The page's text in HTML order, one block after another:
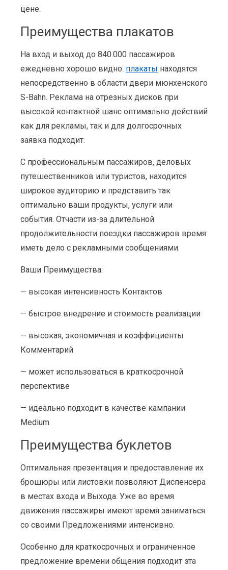
цене.
Преимущества плакатов
На вход и выход до 840.000 пассажиров
ежедневно хорошо видно: плакаты находятся
непосредственно в области двери мюнхенского
S-Bahn. Реклама на отрезных дисков при
высокой контактной шанс оптимально действий
как для рекламы, так и для долгосрочных
заявка подходит.
С профессиональным пассажиров, деловых
путешественников или туристов, находится
широкое аудиторию и представить так
оптимально ваши продукты, услуги или
события. Отчасти из-за длительной
продолжительности поездки пассажиров время
иметь дело с рекламными сообщениями.
Ваши Преимущества:
— высокая интенсивность Контактов
— быстрое внедрение и стоимость реализации
— высокая, экономичная и коэффициенты
Комментарий
— может использоваться в краткосрочной
перспективе
— идеально подходит в качестве кампании
Medium
Преимущества буклетов
Оптимальная презентация и предоставление их
брошюры или листовки позволяют Диспенсера
в местах входа и Выхода. Уже во время
движения пассажиры имеют время заниматься
со своими Предложениями интенсивно.
Особенно для краткосрочных и ограниченное
предложение времени общения подходит эта